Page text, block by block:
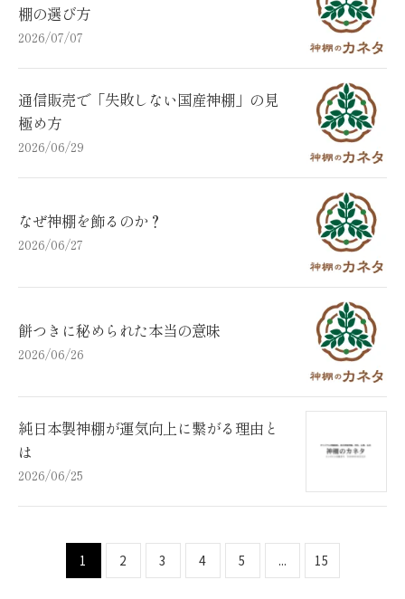
棚の選び方
2026/07/07
通信販売で「失敗しない国産神棚」の見
極め方
2026/06/29
なぜ神棚を飾るのか？
2026/06/27
餅つきに秘められた本当の意味
2026/06/26
純日本製神棚が運気向上に繋がる理由と
は
2026/06/25
1 2 3 4 5 ... 15